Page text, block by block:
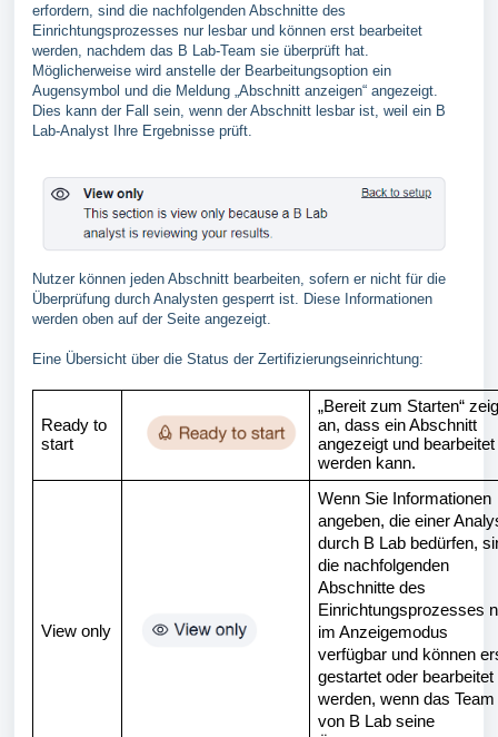
erfordern, sind die nachfolgenden Abschnitte des
Einrichtungsprozesses nur lesbar und können erst bearbeitet
werden, nachdem das B Lab-Team sie überprüft hat.
Möglicherweise wird anstelle der Bearbeitungsoption ein
Augensymbol und die Meldung „Abschnitt anzeigen“ angezeigt.
Dies kann der Fall sein, wenn der Abschnitt lesbar ist, weil ein B
Lab-Analyst Ihre Ergebnisse prüft.
Nutzer können jeden Abschnitt bearbeiten, sofern er nicht für die
Überprüfung durch Analysten gesperrt ist. Diese Informationen
werden oben auf der Seite angezeigt.
Eine Übersicht über die Status der Zertifizierungseinrichtung:
Ready to
start
„Bereit zum Starten“
an, dass ein Abschnitt
angezeigt und bearbeitet
werden kann.
View only
Wenn Sie Informationen
angeben, die einer
durch B Lab bedürfen,
die nachfolgenden
Abschnitte des
Einrichtungsprozesses
im Anzeigemodus
verfügbar und können
gestartet oder bearbeitet
werden, wenn das Team
von B Lab seine